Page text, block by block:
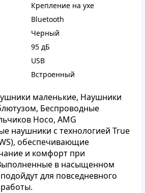
Крепление на ухе
Bluetooth
Черный
95 дБ
USB
Встроенный
маленькие, Наушники
Беспроводные
Hoco, AMG
наушники с технологией True
обеспечивающие
и комфорт при
в насыщенном
для повседневного